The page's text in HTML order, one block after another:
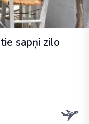
sapņi zilo